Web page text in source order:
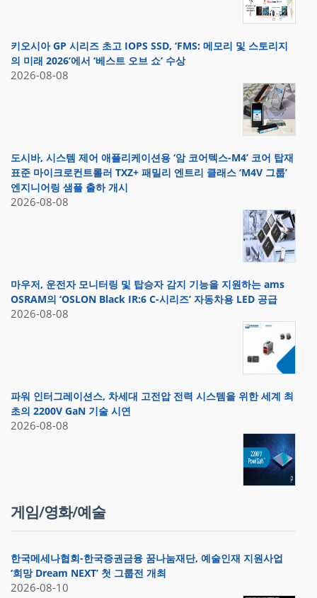
키오시아 GP 시리즈 초고 IOPS SSD, ‘FMS: 메모리 및 스토리지
의 미래 2026’에서 ‘베스트 오브 쇼’ 수상
2026-08-08
도시바, 시스템 제어 애플리케이션용 ‘암 코어텍스-M4’ 코어 탑재
표준 마이크로컨트롤러 TXZ+ 패밀리 엔트리 클래스 ‘M4V 그룹’
엔지니어링 샘플 출하 개시
2026-08-08
마우저, 운전자 모니터링 및 탑승자 감지 기능을 지원하는 ams
OSRAM의 ‘OSLON Black IR:6 C-시리즈’ 자동차용 LED 공급
2026-08-08
파워 인터그레이션스, 차세대 고전압 전력 시스템을 위한 세계 최
초의 2200V GaN 기술 시연
2026-08-08
게임/영화/예술
한국메세나협회-한국증권금융 꿈나눔재단, 예술인재 지원사업
‘희망 Dream NEXT’ 첫 그룹전 개최
2026-08-10